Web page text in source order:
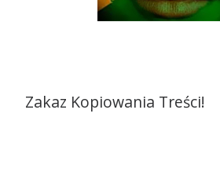
Zakaz Kopiowania Treści!